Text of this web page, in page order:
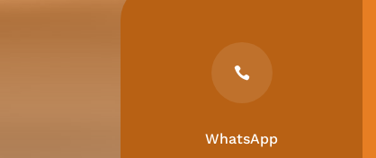

WhatsApp